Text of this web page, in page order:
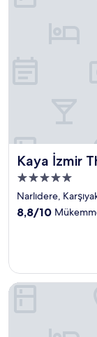
Kaya İzmir
Kaya İzmir
5.0
yıldızlı
konaklama
Narlıdere,
10
yorum)
8,8/10
The Yalı Konak